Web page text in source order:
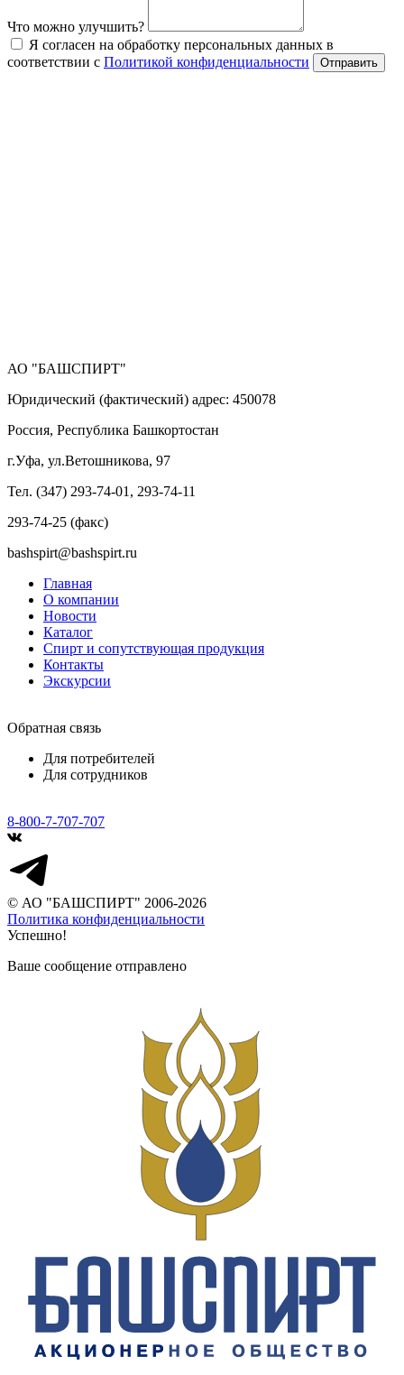
Что можно улучшить?
Я согласен на обработку персональных данных в
соответствии с Политикой конфиденциальности Отправить
АО "БАШСПИРТ"
Юридический (фактический) адрес: 450078
Россия, Республика Башкортостан
г.Уфа, ул.Ветошникова, 97
Тел. (347) 293-74-01, 293-74-11
293-74-25 (факс)
bashspirt@bashspirt.ru
Главная
О компании
Новости
Каталог
Спирт и сопутствующая продукция
Контакты
Экскурсии
Обратная связь
Для потребителей
Для сотрудников
8-800-7-707-707
© АО "БАШСПИРТ" 2006-2026
Политика конфиденциальности
Успешно!
Ваше сообщение отправлено